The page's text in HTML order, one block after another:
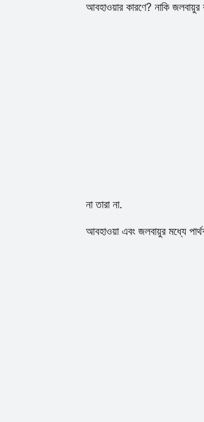
আবহাওয়ার কারণে? নাকি
না তারা না.
আবহাওয়া এবং জলবায়ুর মধ্যে